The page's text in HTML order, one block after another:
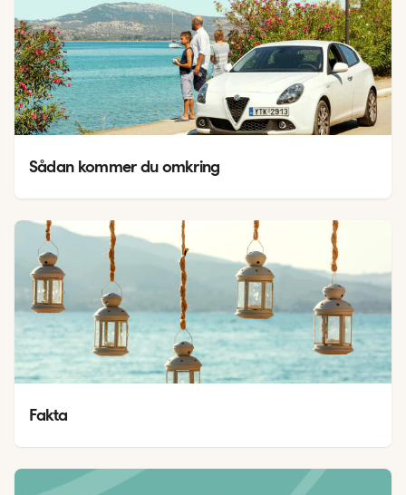
Sådan kommer du omkring
Fakta